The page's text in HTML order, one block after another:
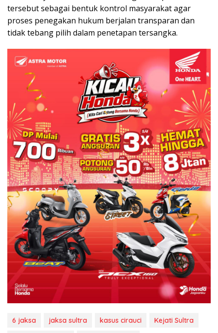
tersebut sebagai bentuk kontrol masyarakat agar
proses penegakan hukum berjalan transparan dan
tidak tebang pilih dalam penetapan tersangka.
6 jaksa jaksa sultra kasus cirauci
Kejati Sultra